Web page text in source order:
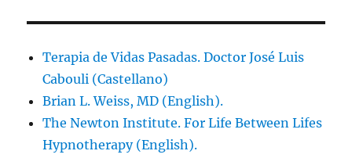
Terapia de Vidas Pasadas. Doctor José Luis
Cabouli (Castellano)
Brian L. Weiss, MD (English).
The Newton Institute. For Life Between Lifes
Hypnotherapy (English).